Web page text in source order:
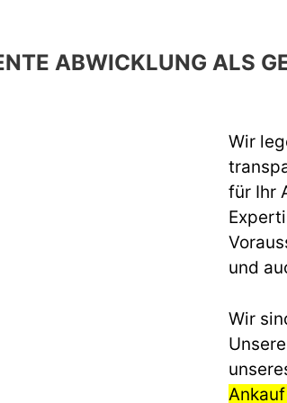
ABWICKLUNG ALS
Wir
für Ihr
und
Wir